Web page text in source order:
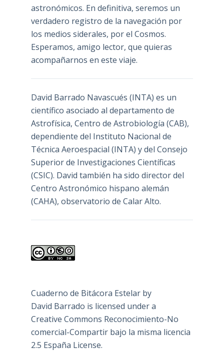
astronómicos. En definitiva, seremos un
verdadero registro de la navegación por
los medios siderales, por el Cosmos.
Esperamos, amigo lector, que quieras
acompañarnos en este viaje.
David Barrado Navascués (INTA) es un
científico asociado al departamento de
Astrofísica, Centro de Astrobiología (CAB),
dependiente del Instituto Nacional de
Técnica Aeroespacial (INTA) y del Consejo
Superior de Investigaciones Científicas
(CSIC). David también ha sido director del
Centro Astronómico hispano alemán
(CAHA), observatorio de Calar Alto.
Cuaderno de Bitácora Estelarby
David Barrado is licensed under a
Creative Commons Reconocimiento-No
comercial-Compartir bajo la misma licencia
2.5 España License.